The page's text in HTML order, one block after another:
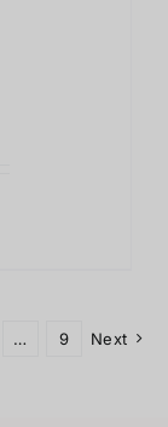
… 9 Next